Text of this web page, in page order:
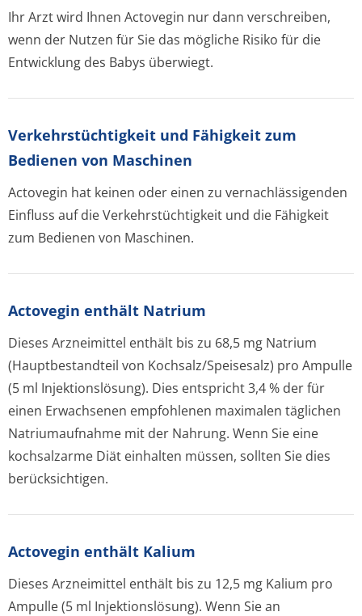
Ihr Arzt wird Ihnen Actovegin nur dann verschreiben,
wenn der Nutzen für Sie das mögliche Risiko für die
Entwicklung des Babys überwiegt.
Verkehrstüchtig­keit und Fähigkeit zum
Bedienen von Maschinen
Actovegin hat keinen oder einen zu vernachlässigenden
Einfluss auf die Verkehrstüchtigkeit und die Fähigkeit
zum Bedienen von Maschinen.
Actovegin enthält Natrium
Dieses Arzneimittel enthält bis zu 68,5 mg Natrium
(Hauptbestandteil von Kochsalz/Spei­sesalz) pro Ampulle
(5 ml Injektionslösung). Dies entspricht 3,4 % der für
einen Erwachsenen empfohlenen maximalen täglichen
Natriumaufnahme mit der Nahrung. Wenn Sie eine
kochsalzarme Diät einhalten müssen, sollten Sie dies
berücksichtigen.
Actovegin enthält Kalium
Dieses Arzneimittel enthält bis zu 12,5 mg Kalium pro
Ampulle (5 ml Injektionslösung). Wenn Sie an